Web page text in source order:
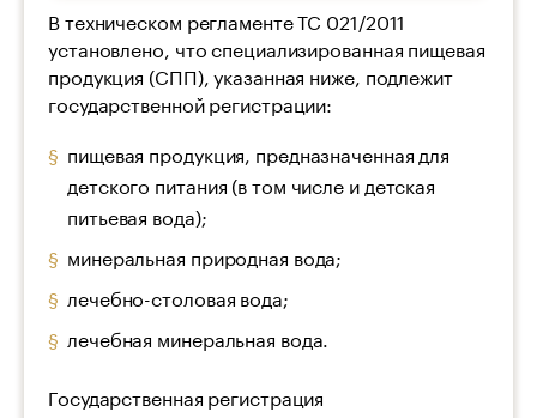
В техническом регламенте ТС 021/2011
установлено, что специализированная пищевая
продукция (СПП), указанная ниже, подлежит
государственной регистрации:
пищевая продукция, предназначенная для
детского питания (в том числе и детская
питьевая вода);
минеральная природная вода;
лечебно-столовая вода;
лечебная минеральная вода.
Государственная регистрация